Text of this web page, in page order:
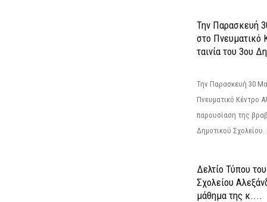
Την Παρασκευή
στο Πνευματικό
ταινία του 3ου
Την Παρασκευή 30
Πνευματικό Κέντρο
παρουσίαση της
Δημοτικού Σχολείου.
Δελτίο Τύπου
Σχολείου
μάθημα της κ....